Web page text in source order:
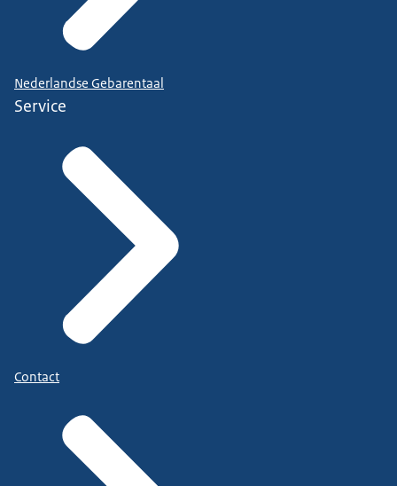
Nederlandse Gebarentaal
Service
Contact